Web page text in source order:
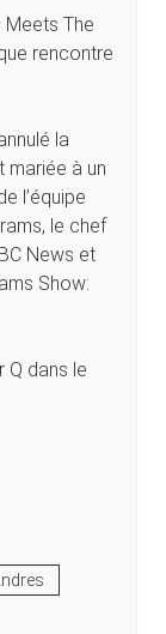
Meets The
rencontre
la
mariée à un
l’équipe
le chef
News et
Show:
Q dans le